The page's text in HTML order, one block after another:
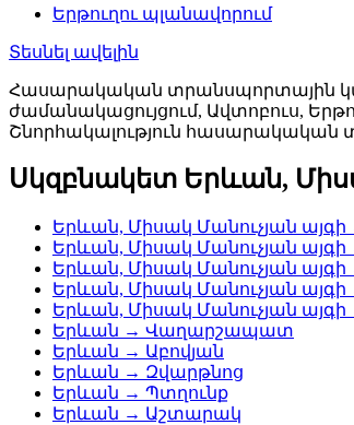
Երթուղու պլանավորում
Տեսնել ավելին
Հասարակական տրանսպորտային
ժամանակացույցում, Ավտոբուս,
Շնորհակալություն հասարակական
Սկզբնակետ Երևան,
Երևան, Միսակ Մանուչյան
Երևան, Միսակ Մանուչյան
Երևան, Միսակ Մանուչյան
Երևան, Միսակ Մանուչյան
Երևան, Միսակ Մանուչյան
Երևան → Վաղարշապատ
Երևան → Աբովյան
Երևան → Զվարթնոց
Երևան → Պտղունք
Երևան → Աշտարակ